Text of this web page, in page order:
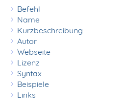
Befehl
Name
Kurzbeschreibung
Autor
Webseite
Lizenz
Syntax
Beispiele
Links